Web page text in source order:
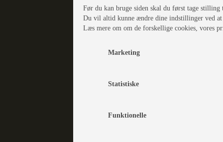
Før du kan bruge siden skal du først tage
Du vil altid kunne ændre dine indstillinger ved
Læs mere om om de forskellige cookies, vores
Marketing
Statistiske
Funktionelle